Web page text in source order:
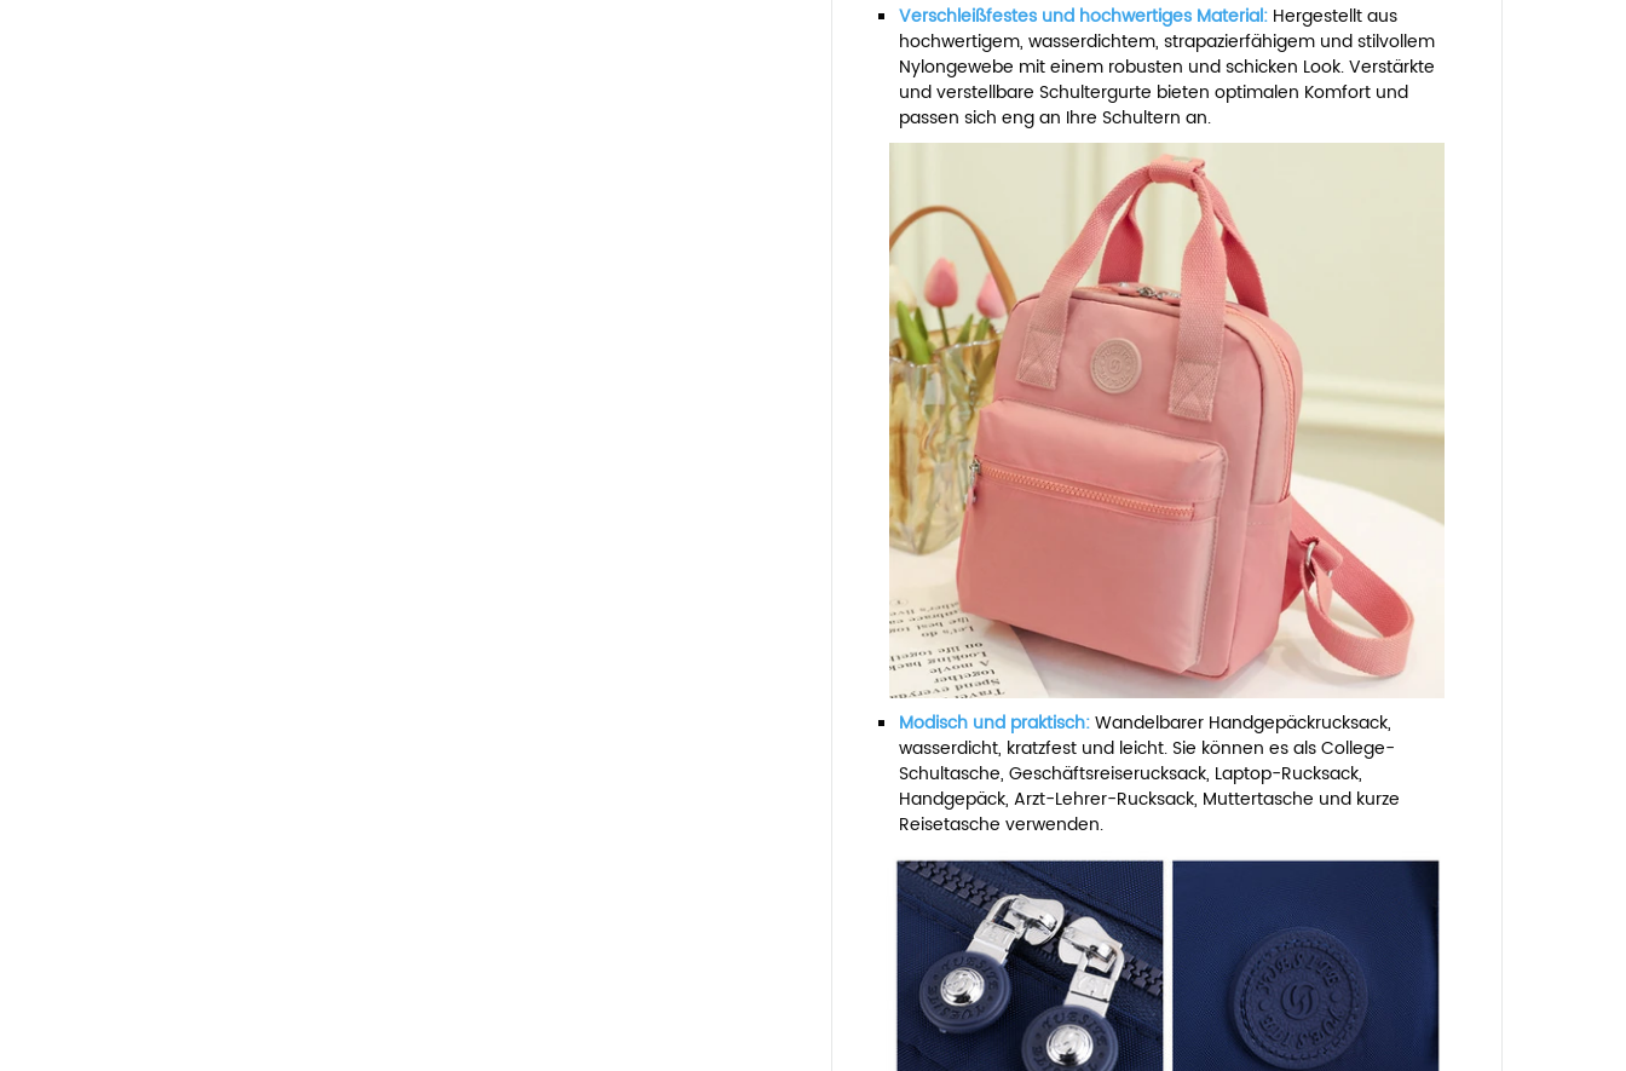
Verschleißfestes und hochwertiges Material: Hergestellt aus
hochwertigem, wasserdichtem, strapazierfähigem und stilvollem
Nylongewebe mit einem robusten und schicken Look. Verstärkte
und verstellbare Schultergurte bieten optimalen Komfort und
passen sich eng an Ihre Schultern an.
Modisch und praktisch:Wandelbarer Handgepäckrucksack,
wasserdicht, kratzfest und leicht. Sie können es als College-
Schultasche, Geschäftsreiserucksack, Laptop-Rucksack,
Handgepäck, Arzt-Lehrer-Rucksack, Muttertasche und kurze
Reisetasche verwenden.